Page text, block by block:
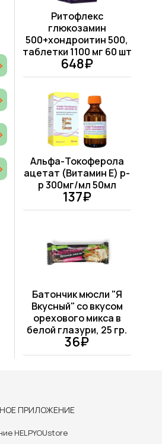
Ритофлекс
глюкозамин
500+хондроитин 500,
таблетки 1100 мг 60 шт
648₽
Альфа-Токоферола
ацетат (Витамин Е) р-
р 300мг/мл 50мл
137₽
Батончик мюсли "Я
Вкусный" со вкусом
орехового микса в
белой глазури, 25 гр.
36₽
ПРИЛОЖЕНИЕ
HELPYOUstore